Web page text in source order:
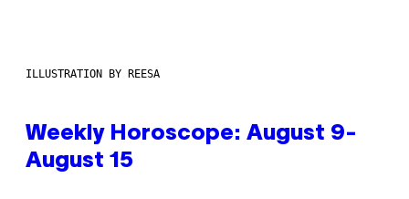
ILLUSTRATION BY REESA
Weekly Horoscope: August 9-
August 15